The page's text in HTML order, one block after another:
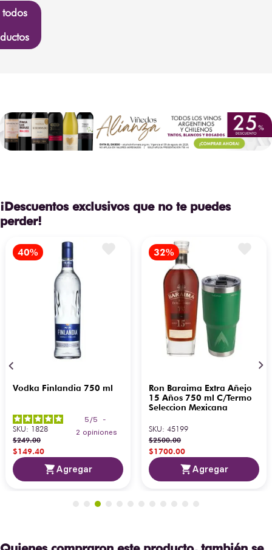
todos
¡Descuentos exclusivos que no te puedes
perder!
Vodka Finlandia 750 ml
5 /5
-
2 opiniones
SKU: 1828
$249.00
$149.40
Agregar
Ron Baraima Extra Añejo
15 Años 750 ml C/Termo
Seleccion Mexicana
SKU: 45199
$2500.00
$1700.00
Agregar